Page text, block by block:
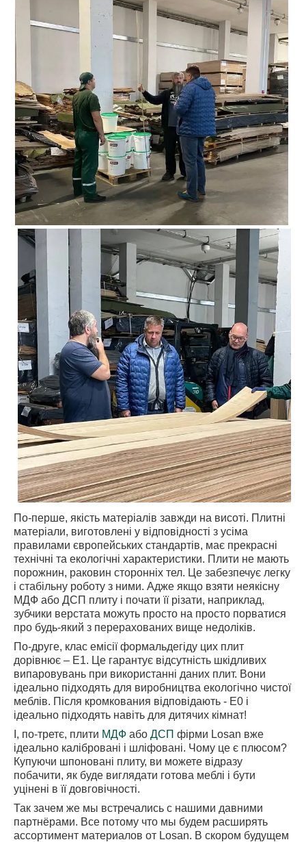
По-перше, якість матеріалів завжди на висоті. Плитні
матеріали, виготовлені у відповідності з усіма
правилами європейських стандартів, має прекрасні
технічні та екологічні характеристики. Плити не мають
порожнин, раковин сторонніх тел. Це забезпечує легку
і стабільну роботу з ними. Адже якщо взяти неякісну
МДФ або ДСП плиту і почати її різати, наприклад,
зубчики верстата можуть просто на просто порватися
про будь-який з перерахованих вище недоліків.
По-друге, клас емісії формальдегіду цих плит
дорівнює – Е1. Це гарантує відсутність шкідливих
випаровувань при використанні даних плит. Вони
ідеально підходять для виробництва екологічно чистої
меблів. Після кромкования відповідають - Е0 і
ідеально підходять навіть для дитячих кімнат!
І, по-третє, плити МДФ або ДСП фірми Losan вже
ідеально калібровані і шліфовані. Чому це є плюсом?
Купуючи шпоновані плиту, ви можете відразу
побачити, як буде виглядати готова меблі і бути
уцінені в її довговічності.
Так зачем же мы встречались с нашими давними
партнёрами. Все потому что мы будем расширять
ассортимент материалов от Losan. В скором будущем